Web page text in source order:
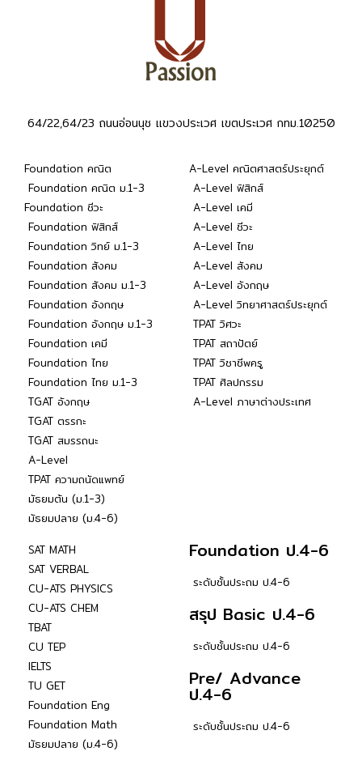
64/22,64/23 ถนนอ่อนนุช แขวงประเวศ เขตประเวศ กทม.10250
Foundation คณิต
Foundation คณิต ม.1-3
Foundation ชีวะ
Foundation ฟิสิกส์
Foundation วิทย์ ม.1-3
Foundation สังคม
Foundation สังคม ม.1-3
Foundation อังกฤษ
Foundation อังกฤษ ม.1-3
Foundation เคมี
Foundation ไทย
Foundation ไทย ม.1-3
TGAT อังกฤษ
TGAT ตรรกะ
TGAT สมรรถนะ
A-Level
TPAT ความถนัดแพทย์
มัธยมต้น (ม.1-3)
มัธยมปลาย (ม.4-6)
A-Level คณิตศาสตร์ประยุกต์
A-Level ฟิสิกส์
A-Level เคมี
A-Level ชีวะ
A-Level ไทย
A-Level สังคม
A-Level อังกฤษ
A-Level วิทยาศาสตร์ประยุกต์
TPAT วิศวะ
TPAT สถาปัตย์
TPAT วิชาชีพครู
TPAT ศิลปกรรม
A-Level ภาษาต่างประเทศ
SAT MATH
SAT VERBAL
CU-ATS PHYSICS
CU-ATS CHEM
TBAT
CU TEP
IELTS
TU GET
Foundation Eng
Foundation Math
มัธยมปลาย (ม.4-6)
Foundation ป.4-6
ระดับชั้นประถม ป.4-6
สรุป Basic ป.4-6
ระดับชั้นประถม ป.4-6
Pre/ Advance
ป.4-6
ระดับชั้นประถม ป.4-6